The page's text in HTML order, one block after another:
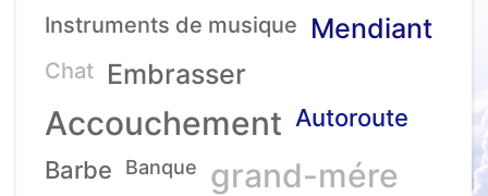
Instruments de musique Mendiant
Chat Embrasser
Accouchement Autoroute
Barbe
Banque grand-mére